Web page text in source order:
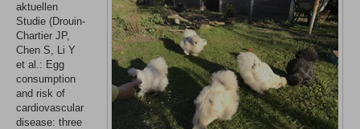
aktuellen
Studie (Drouin-
Chartier JP,
Chen S, Li Y
et al.: Egg
consumption
and risk of
cardiovascular
disease: three